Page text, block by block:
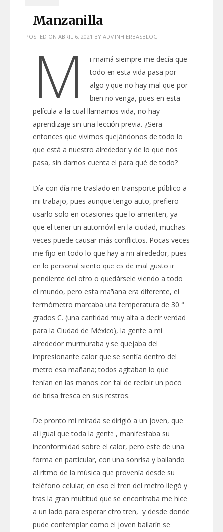
Manzanilla
POSTED ON ABRIL 6, 2021 BY ADMINHIERBASBLOG
M
i mamá siempre me decía que
todo en esta vida pasa por
algo y que no hay mal que por
bien no venga, pues en esta
película a la cual llamamos vida, no hay
aprendizaje sin una lección previa. ¿Sera
entonces que vivimos quejándonos de todo lo
que está a nuestro alrededor y de lo que nos
pasa, sin darnos cuenta el para qué de todo?
Día con día me traslado en transporte público a
mi trabajo, pues aunque tengo auto, prefiero
usarlo solo en ocasiones que lo ameriten, ya
que el tener un automóvil en la ciudad, muchas
veces puede causar más conflictos. Pocas veces
me fijo en todo lo que hay a mi alrededor, pues
en lo personal siento que es de mal gusto ir
pendiente del otro o quedársele viendo a todo
el mundo, pero esta mañana era diferente, el
termómetro marcaba una temperatura de 30 °
grados C. (una cantidad muy alta a decir verdad
para la Ciudad de México), la gente a mi
alrededor murmuraba y se quejaba del
impresionante calor que se sentía dentro del
metro esa mañana; todos agitaban lo que
tenían en las manos con tal de recibir un poco
de brisa fresca en sus rostros.
De pronto mi mirada se dirigió a un joven, que
al igual que toda la gente , manifestaba su
inconformidad sobre el calor, pero este de una
forma en particular, con una sonrisa y bailando
al ritmo de la música que provenía desde su
teléfono celular; en eso el tren del metro llegó y
tras la gran multitud que se encontraba me hice
a un lado para esperar otro tren, y desde donde
pude contemplar como el joven bailarín se